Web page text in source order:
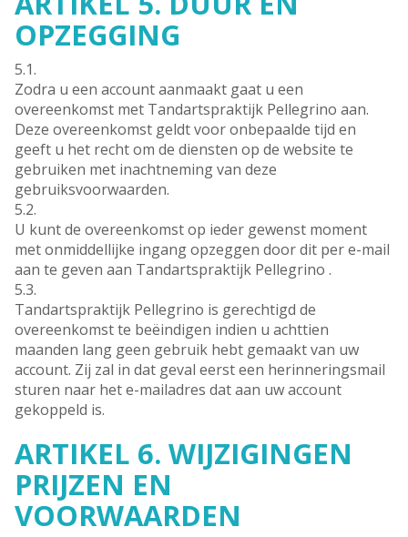
OPZEGGING
5.1.
Zodra u een account aanmaakt gaat u een
overeenkomst met Tandartspraktijk Pellegrino aan.
Deze overeenkomst geldt voor onbepaalde tijd en
geeft u het recht om de diensten op de website te
gebruiken met inachtneming van deze
gebruiksvoorwaarden.
5.2.
U kunt de overeenkomst op ieder gewenst moment
met onmiddellijke ingang opzeggen door dit per e-mail
aan te geven aan Tandartspraktijk Pellegrino .
5.3.
Tandartspraktijk Pellegrino is gerechtigd de
overeenkomst te beëindigen indien u achttien
maanden lang geen gebruik hebt gemaakt van uw
account. Zij zal in dat geval eerst een herinneringsmail
sturen naar het e-mailadres dat aan uw account
gekoppeld is.
ARTIKEL 6. WIJZIGINGEN
PRIJZEN EN
VOORWAARDEN